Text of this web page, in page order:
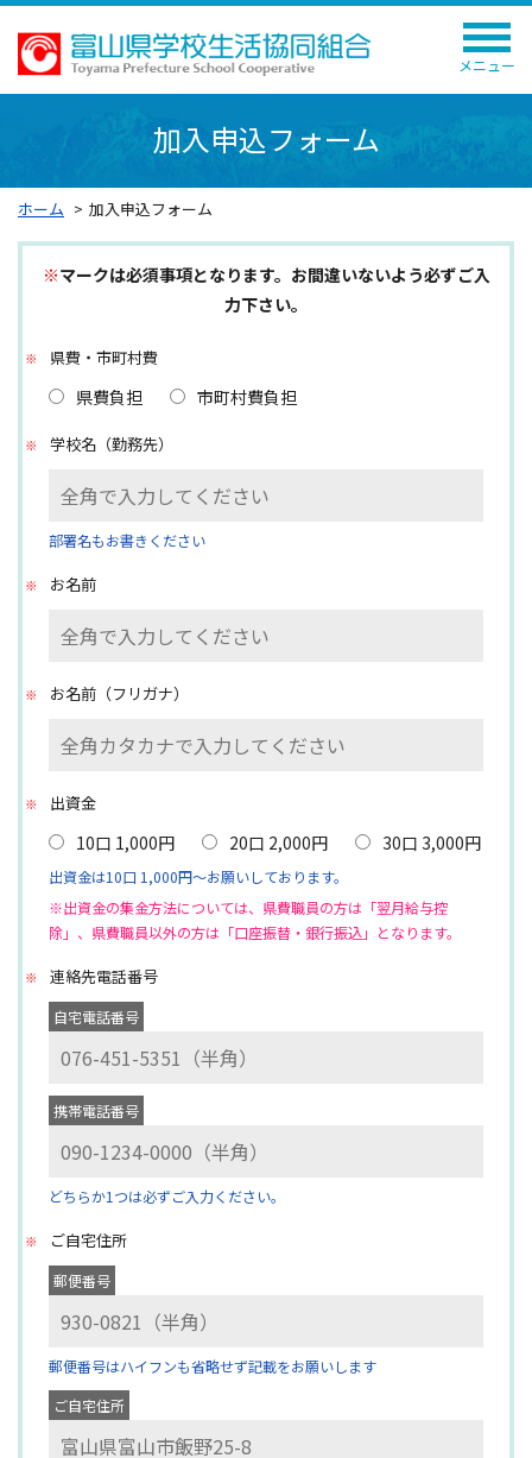
メニュー
加入申込フォーム
ホーム 加入申込フォーム
※マークは必須事項となります。お間違いないよう必ずご入
力下さい。
県費・市町村費
県費負担 市町村費負担
学校名（勤務先）
部署名もお書きください
お名前
お名前（フリガナ）
出資金
10口 1,000円 20口 2,000円 30口 3,000円
出資金は10口 1,000円～お願いしております。
※出資金の集金方法については、県費職員の方は「翌月給与控
除」、県費職員以外の方は「口座振替・銀行振込」となります。
連絡先電話番号
自宅電話番号
携帯電話番号
どちらか1つは必ずご入力ください。
ご自宅住所
郵便番号
郵便番号はハイフンも省略せず記載をお願いします
ご自宅住所